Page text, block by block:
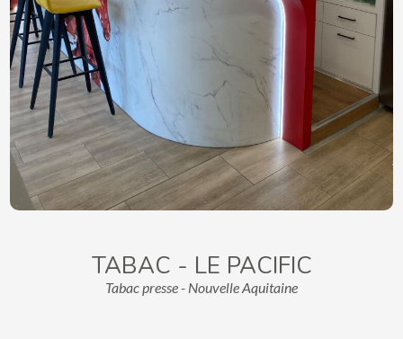
TABAC - LE PACIFIC
Tabac presse - Nouvelle Aquitaine